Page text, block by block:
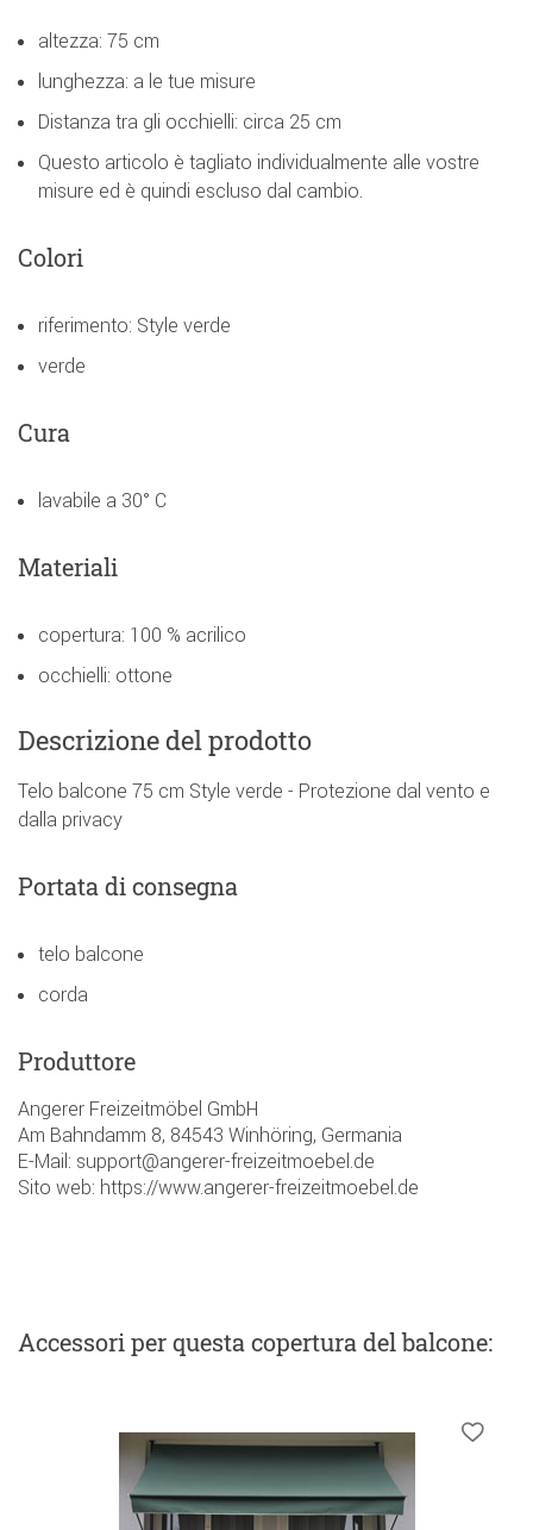
altezza: 75 cm
lunghezza: a le tue misure
Distanza tra gli occhielli: circa 25 cm
Questo articolo è tagliato individualmente alle vostre
misure ed è quindi escluso dal cambio.
Colori
riferimento: Style verde
verde
Cura
lavabile a 30° C
Materiali
copertura: 100 % acrilico
occhielli: ottone
Descrizione del prodotto
Telo balcone 75 cm Style verde - Protezione dal vento e
dalla privacy
Portata di consegna
telo balcone
corda
Produttore
Angerer Freizeitmöbel GmbH
Am Bahndamm 8, 84543 Winhöring, Germania
E-Mail: support@angerer-freizeitmoebel.de
Sito web: https://www.angerer-freizeitmoebel.de
Accessoriper questa copertura del balcone: